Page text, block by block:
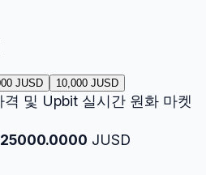
JUSD 10,000 JUSD
및 Upbit 실시간 원화 마켓
JUSD